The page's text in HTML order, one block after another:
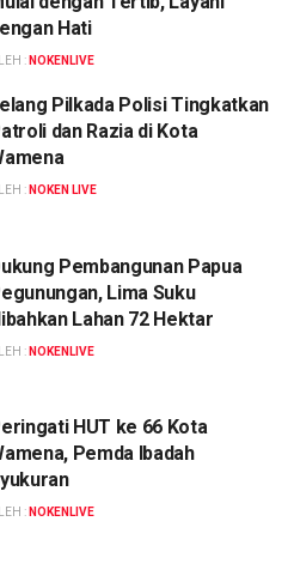
Hati
: NOKENLIVE
Pilkada Polisi Tingkatkan
dan Razia di Kota
: NOKEN LIVE
Pembangunan Papua
Lima Suku
Lahan 72 Hektar
: NOKENLIVE
HUT ke 66 Kota
Pemda Ibadah
: NOKENLIVE